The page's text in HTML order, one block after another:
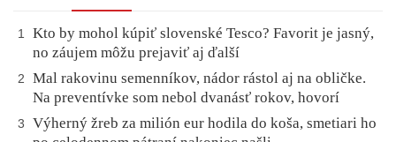
1
Kto by mohol kúpiť slovenské Tesco? Favorit je jasný,
no záujem môžu prejaviť aj ďalší
2
Mal rakovinu semenníkov, nádor rástol aj na obličke.
Na preventívke som nebol dvanásť rokov, hovorí
3
Výherný žreb za milión eur hodila do koša, smetiari ho